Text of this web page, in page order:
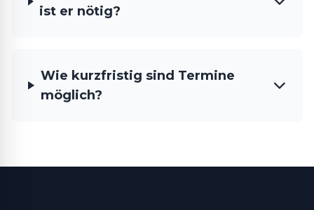
ist er nötig?
Wie kurzfristig sind Termine
möglich?